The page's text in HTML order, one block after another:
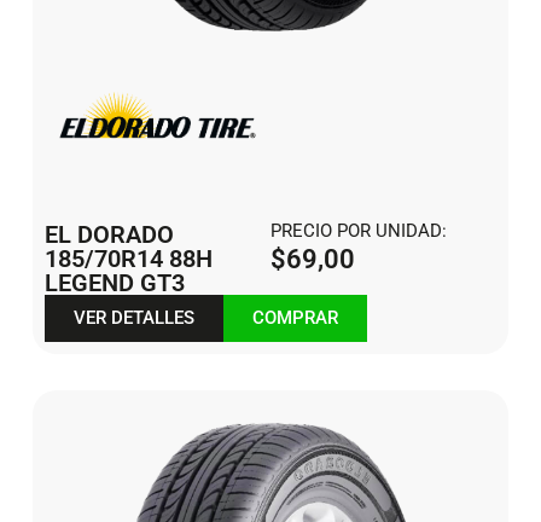
EL DORADO
185/70R14 88H
LEGEND GT3
PRECIO POR UNIDAD:
$69,00
VER DETALLES COMPRAR